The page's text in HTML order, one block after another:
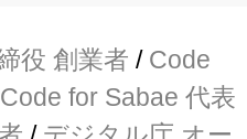
役 創業者 / Code
Code for Sabae 代表